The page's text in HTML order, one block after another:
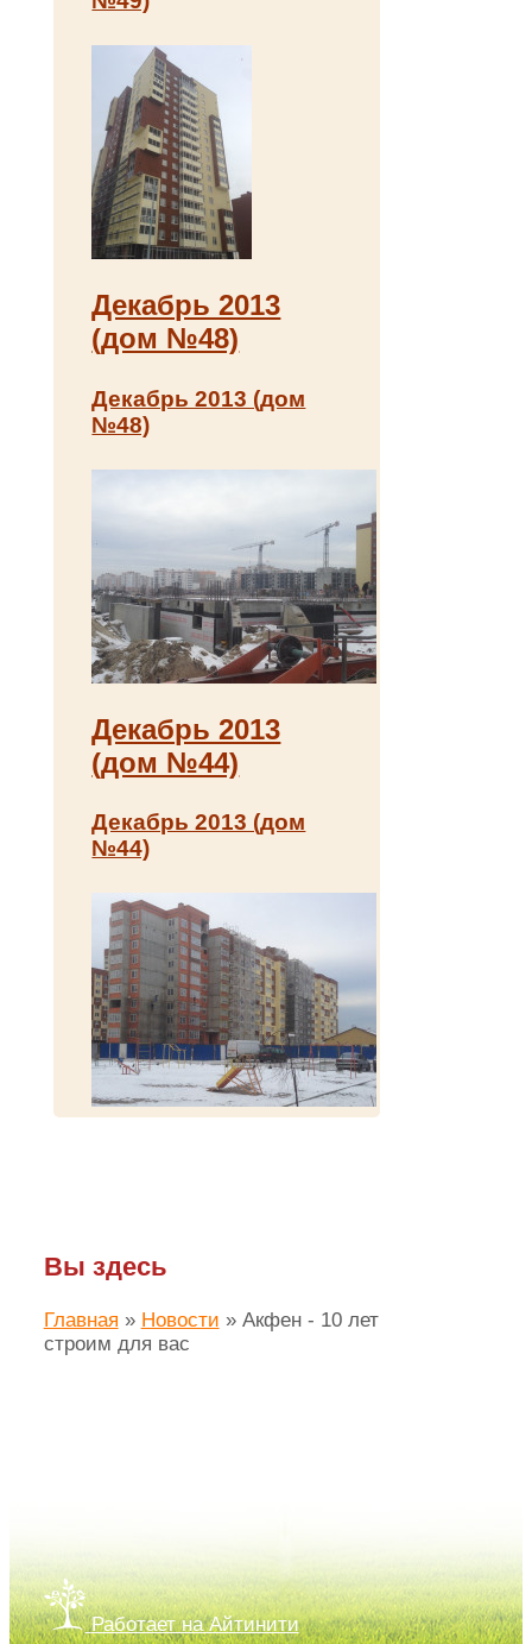
Декабрь 2013
(дом №48)
Декабрь 2013 (дом
№48)
Декабрь 2013
(дом №44)
Декабрь 2013 (дом
№44)
Вы здесь
Главная » Новости » Акфен - 10 лет
строим для вас
Работает на Айтинити